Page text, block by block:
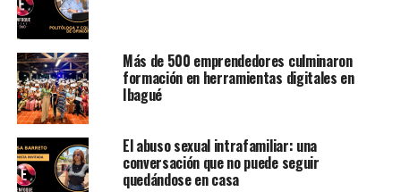
Más de 500 emprendedores culminaron
formación en herramientas digitales en
Ibagué
El abuso sexual intrafamiliar: una
conversación que no puede seguir
quedándose en casa